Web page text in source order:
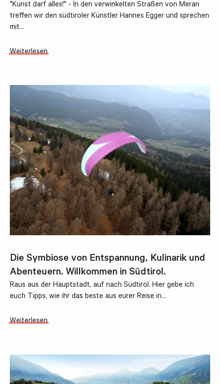
"Kunst darf alles!" - In den verwinkelten Straßen von Meran
treffen wir den südtiroler Künstler Hannes Egger und sprechen
mit…
Weiterlesen
Die Symbiose von Entspannung, Kulinarik und
Abenteuern. Willkommen in Südtirol.
Raus aus der Hauptstadt, auf nach Südtirol. Hier gebe ich
euch Tipps, wie ihr das beste aus eurer Reise in…
Weiterlesen